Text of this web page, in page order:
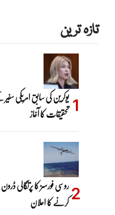
تازہ ترین
یوکرین کی سابق امریکی
تحقیقات کا آغاز
روسی فورسز کا پرتگالی
کرنے کا اعلان